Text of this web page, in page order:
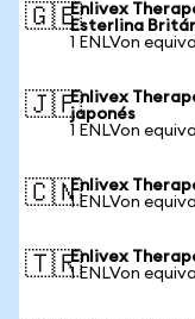
🇬🇧Enlivex
Esterlina
1 ENLVon
🇯🇵Enlivex
japonés
1 ENLVon
🇨🇳Enlivex
1 ENLVon
🇹🇷Enlivex
1 ENLVon